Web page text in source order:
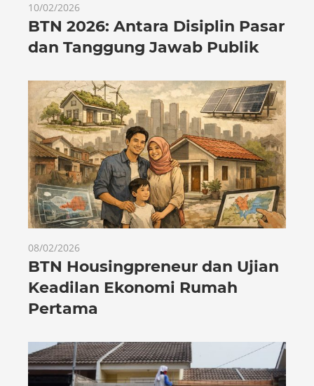
10/02/2026
BTN 2026: Antara Disiplin Pasar
dan Tanggung Jawab Publik
08/02/2026
BTN Housingpreneur dan Ujian
Keadilan Ekonomi Rumah
Pertama